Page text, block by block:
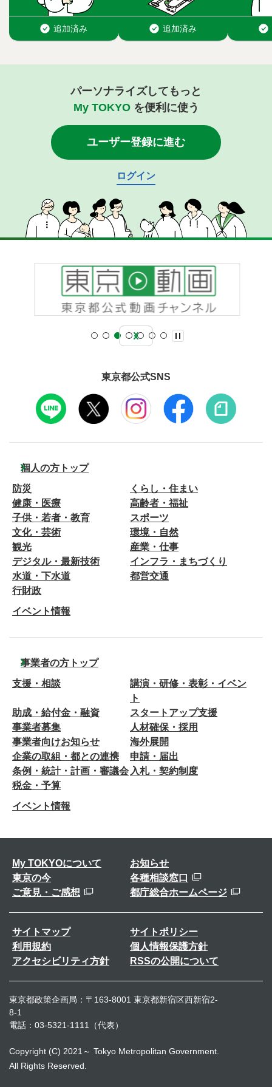
パーソナライズしてもっと
My TOKYOを便利に使う
ユーザー登録に進む
ログイン
東京都公式SNS
個人の方トップ
防災
くらし・住まい
健康・医療
高齢者・福祉
子供・若者・教育
スポーツ
文化・芸術
環境・自然
観光
産業・仕事
デジタル・最新技術
インフラ・まちづくり
水道・下水道
都営交通
行財政
イベント情報
事業者の方トップ
支援・相談
講演・研修・表彰・イベン
ト
助成・給付金・融資
スタートアップ支援
事業者募集
人材確保・採用
事業者向けお知らせ
海外展開
企業の取組・都との連携
申請・届出
条例・統計・計画・審議会 入札・契約制度
税金・予算
イベント情報
My TOKYOについて
お知らせ
東京の今
各種相談窓口
ご意見・ご感想
都庁総合ホームページ
サイトマップ
サイトポリシー
利用規約
個人情報保護方針
アクセシビリティ方針
RSSの公開について
東京都政策企画局：〒163-8001 東京都新宿区西新宿2-
8-1
電話：03-5321-1111（代表）
Copyright (C) 2021～ Tokyo Metropolitan Government.
All Rights Reserved.